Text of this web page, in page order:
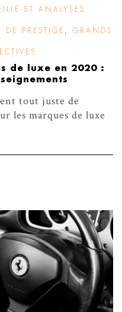
ET ANALYSES
PRESTIGE GRANDS
de luxe en 2020 :
tout juste de
les marques de luxe